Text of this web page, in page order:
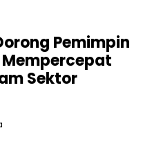
Pemimpin
Sektor